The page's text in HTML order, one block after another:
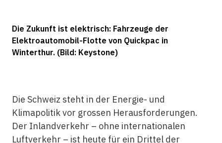
Die Zukunft ist elektrisch: Fahrzeuge der
Elektroautomobil-Flotte von Quickpac in
Winterthur. (Bild: Keystone)
Die Schweiz steht in der Energie- und
Klimapolitik vor grossen Herausforderungen.
Der Inlandverkehr – ohne internationalen
Luftverkehr – ist heute für ein Drittel der